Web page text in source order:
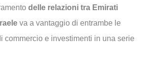
delle relazioni tra Emirati
va a vantaggio di entrambe le
commercio e investimenti in una serie